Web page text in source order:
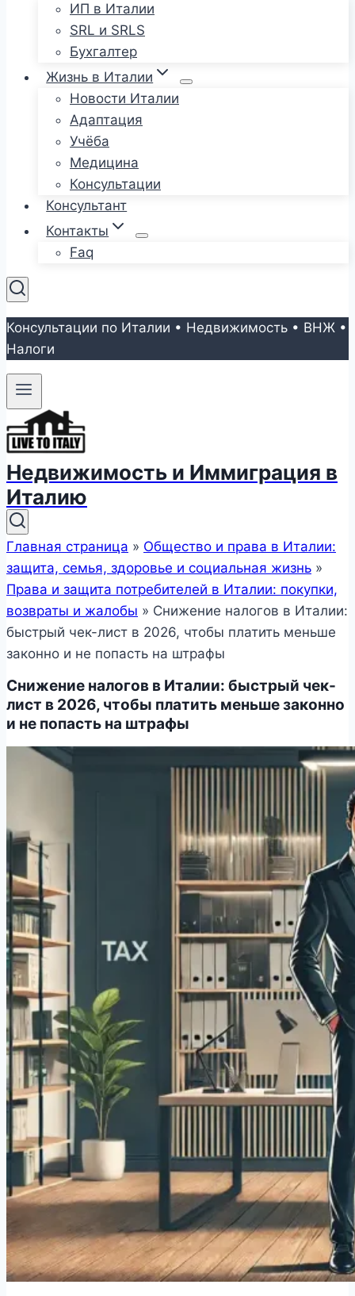
ИП в Италии
SRL и SRLS
Бухгалтер
Жизнь в Италии
Новости Италии
Адаптация
Учёба
Медицина
Консультации
Консультант
Контакты
Faq
Консультации по Италии • Недвижимость • ВНЖ •
Налоги
Недвижимость и Иммиграция в
Италию
Главная страница » Общество и права в Италии:
защита, семья, здоровье и социальная жизнь »
Права и защита потребителей в Италии: покупки,
возвраты и жалобы » Снижение налогов в Италии:
быстрый чек-лист в 2026, чтобы платить меньше
законно и не попасть на штрафы
Снижение налогов в Италии: быстрый чек-
лист в 2026, чтобы платить меньше законно
и не попасть на штрафы